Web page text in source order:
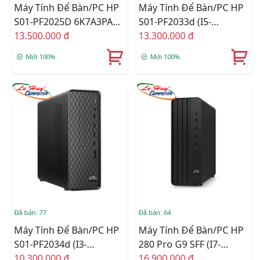
Máy Tính Để Bàn/PC HP
S01-PF2025D 6K7A3PA
(Core I5 12400/ Intel
H670/ 8GB/ 512GB SSD/
Intel UHD Graphics 730/
13.500.000 đ
Mới 100%
Máy Tính Để Bàn/PC HP
S01-PF2033d (i5-
12400/8GB RAM/256GB
SSD/WL+BT/K+M/Win
11) (6L604PA)
13.300.000 đ
Mới 100%
Đã bán: 77
Máy Tính Để Bàn/PC HP
S01-PF2034d (i3-
Đã bán: 64
Máy Tính Để Bàn/PC HP
280 Pro G9 SFF (i7-